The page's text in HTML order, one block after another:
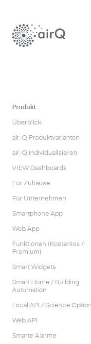
Produkt
Überblick
air-Q Produktvarianten
air-Q individualisieren
VIEW Dashboards
Für Zuhause
Für Unternehmen
Smartphone App
Web App
Funktionen (Kostenlos /
Premium)
Smart Widgets
Smart Home / Building
Automation
Local API / Science Option
Web API
Smarte Alarme